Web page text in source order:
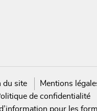
du site
Mentions
de confidentialité
pour les